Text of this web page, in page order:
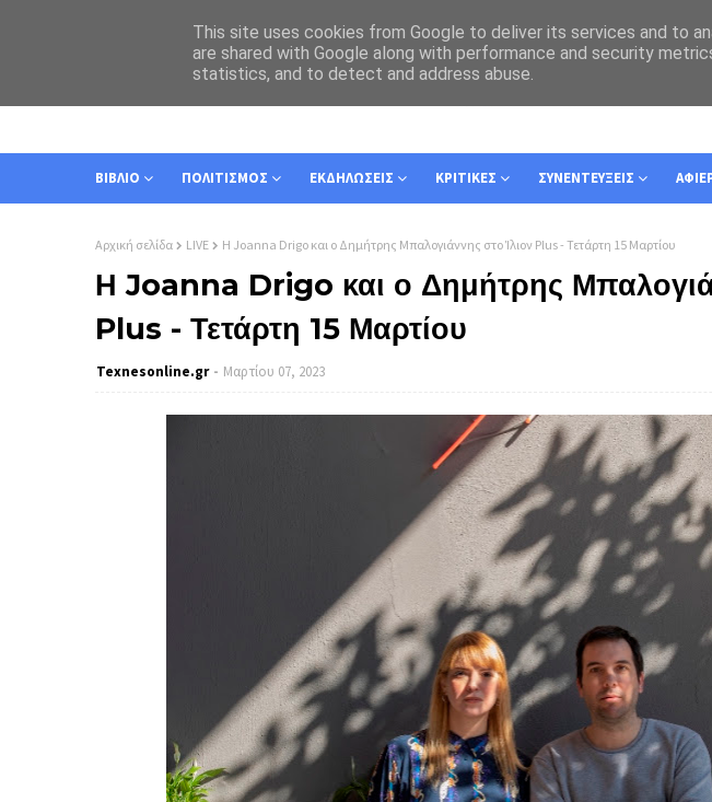
ΣΧΕΤΙΚΑ ΕΠΙΚΟΙΝΩΝΙΑ
ΒΙΒΛΙΟ ΠΟΛΙΤΙΣΜΟΣ ΕΚΔΗΛΩΣΕΙΣ ΚΡΙΤΙΚΕΣ ΣΥΝΕΝΤΕΥΞΕΙΣ
Αρχική σελίδα LIVE Η Joanna Drigo και ο Δημήτρης Μπαλογιάννης στο Ίλιον Plus - Τετάρτη 15 Μαρτίου
Η Joanna Drigo και ο Δημήτρης
Plus - Τετάρτη 15 Μαρτίου
Texnesοnline.gr Μαρτίου 07, 2023
This site uses cookies from Google to deliver its services and to
are shared with Google along with performance and security
statistics, and to detect and address abuse.